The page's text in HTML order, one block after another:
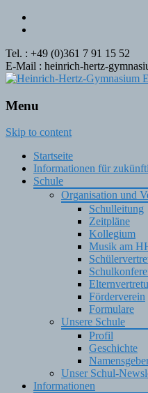
Tel. : +49 (0)361 7 91 15 52
E-Mail : heinrich-hertz-
Menu
Skip to content
Startseite
Informationen für
Schule
Organisation und
Schulleitung
Zeitpläne
Kollegium
Musik am
Förderverein
Formulare
Unsere Schule
Profil
Geschichte
Unser Schul-
Informationen